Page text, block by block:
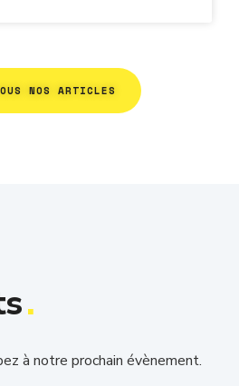
NOS ARTICLES
.
à notre prochain évènement.